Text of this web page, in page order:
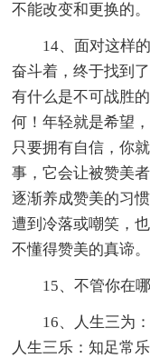
不能改变和更换的。
14、面对这样
奋斗着，终于找到
有什么是不可战胜
何！年轻就是希望
只要拥有自信，你
事，它会让被赞美
逐渐养成赞美的习
遭到冷落或嘲笑，
不懂得赞美的真谛
15、不管你在
16、人生三为
人生三乐：知足常